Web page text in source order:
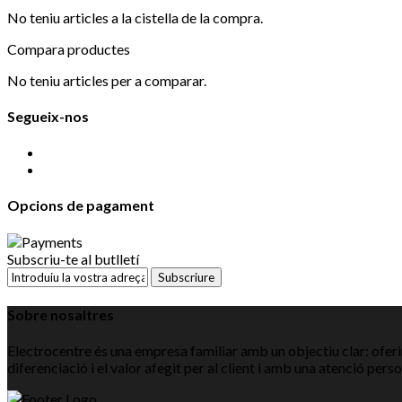
No teniu articles a la cistella de la compra.
Compara productes
No teniu articles per a comparar.
Segueix-nos
Opcions de pagament
Subscriu-te al butlletí
Subscriure
Sobre nosaltres
Electrocentre és una empresa familiar amb un objectiu clar:
diferenciació i el valor afegit per al client i amb una atenció